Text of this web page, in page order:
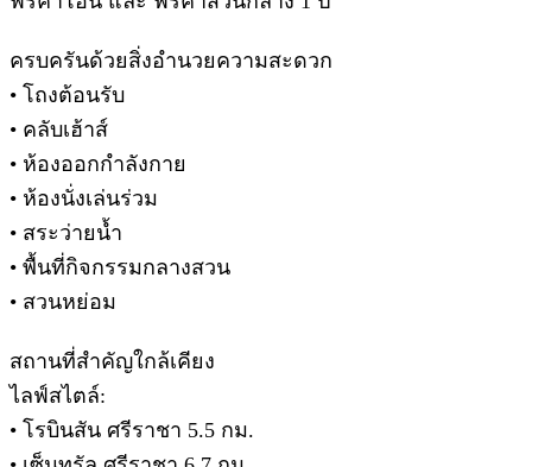
ครบครันด้วยสิ่งอำนวยความสะดวก
• โถงต้อนรับ
• คลับเฮ้าส์
• ห้องออกกำลังกาย
• ห้องนั่งเล่นร่วม
• สระว่ายน้ำ
• พื้นที่กิจกรรมกลางสวน
• สวนหย่อม
สถานที่สำคัญใกล้เคียง
ไลฟ์สไตล์:
• โรบินสัน ศรีราชา 5.5 กม.